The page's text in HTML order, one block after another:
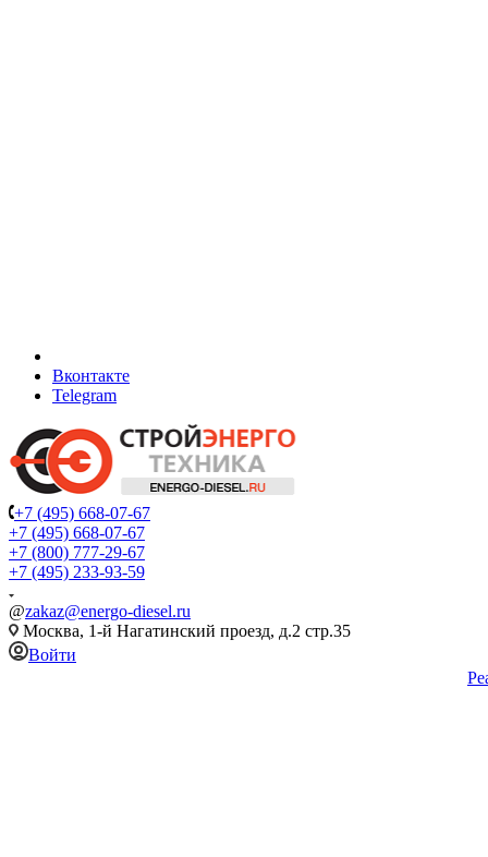
Вконтакте
Telegram
+7 (495) 668-07-67
+7 (495) 668-07-67
+7 (800) 777-29-67
+7 (495) 233-93-59
@zakaz@energo-diesel.ru
Москва, 1-й Нагатинский проезд, д.2 стр.35
Войти